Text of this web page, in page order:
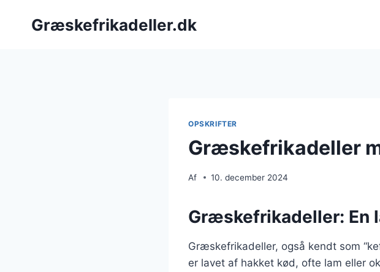
Græskefrikadeller.dk
OPSKRIFTER
Græskefrikadeller
Af 10. december 2024
Græskefrikadeller: En
Græskefrikadeller, også kendt som
er lavet af hakket kød, ofte lam eller